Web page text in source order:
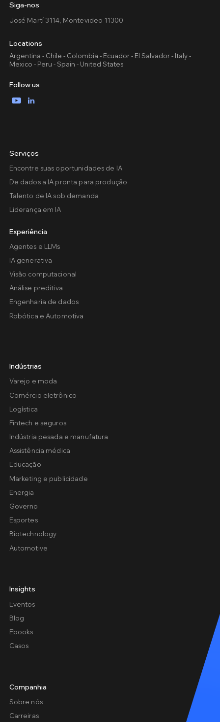
Siga-nos
José Martí 3114, Montevideo 11300
Locations
Argentina - Chile - Colombia - Ecuador - El Salvador - Italy -
Mexico - Peru - Spain - United States
Follow us
YouTubeLinkedIn
Serviços
Encontre suas oportunidades de IA
De dados a IA pronta para produção
Talento de IA sob demanda
Liderança em IA
Experiência
Agentes e LLMs
IA generativa
Visão computacional
Análise preditiva
Engenharia de dados
Robótica e Automotiva
Indústrias
Varejo e moda
Comércio eletrônico
Logística
Fintech e seguros
Indústria pesada e manufatura
Assistência médica
Educação
Marketing e publicidade
Energia
Governo
Esportes
Biotechnology
Automotive
Insights
Eventos
Blog
Ebooks
Casos
Companhia
Sobre nós
Carreiras